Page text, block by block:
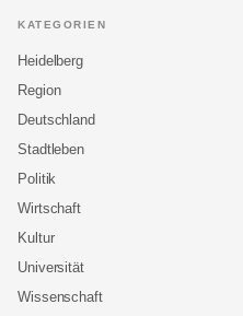
KATEGORIEN
Heidelberg
Region
Deutschland
Stadtleben
Politik
Wirtschaft
Kultur
Universität
Wissenschaft